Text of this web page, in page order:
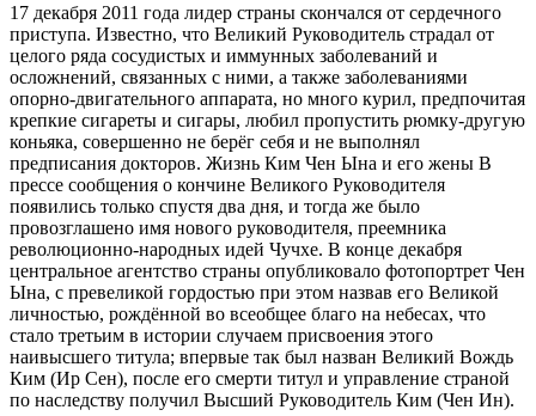
17 декабря 2011 года лидер страны скончался от сердечного
приступа. Известно, что Великий Руководитель страдал от
целого ряда сосудистых и иммунных заболеваний и
осложнений, связанных с ними, а также заболеваниями
опорно-двигательного аппарата, но много курил, предпочитая
крепкие сигареты и сигары, любил пропустить рюмку-другую
коньяка, совершенно не берёг себя и не выполнял
предписания докторов. Жизнь Ким Чен Ына и его жены В
прессе сообщения о кончине Великого Руководителя
появились только спустя два дня, и тогда же было
провозглашено имя нового руководителя, преемника
революционно-народных идей Чучхе. В конце декабря
центральное агентство страны опубликовало фотопортрет Чен
Ына, с превеликой гордостью при этом назвав его Великой
личностью, рождённой во всеобщее благо на небесах, что
стало третьим в истории случаем присвоения этого
наивысшего титула; впервые так был назван Великий Вождь
Ким (Ир Сен), после его смерти титул и управление страной
по наследству получил Высший Руководитель Ким (Чен Ин).